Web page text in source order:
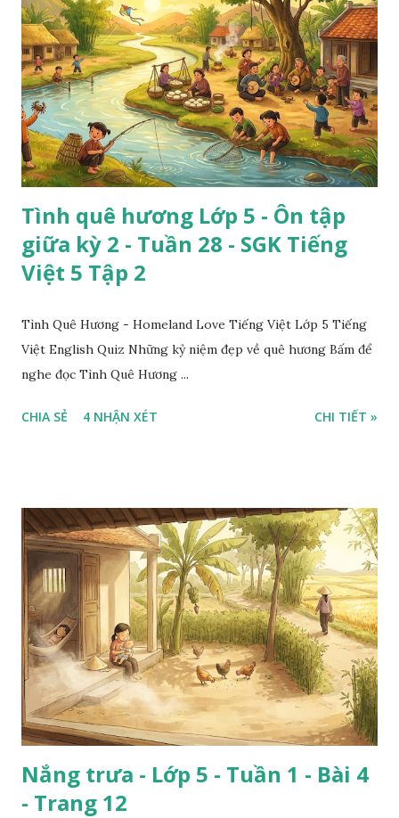
Tình quê hương Lớp 5 - Ôn tập
giữa kỳ 2 - Tuần 28 - SGK Tiếng
Việt 5 Tập 2
Tình Quê Hương - Homeland Love Tiếng Việt Lớp 5 Tiếng
Việt English Quiz Những kỷ niệm đẹp về quê hương Bấm để
nghe đọc Tình Quê Hương ...
CHIA SẺ 4 NHẬN XÉT CHI TIẾT »
Nắng trưa - Lớp 5 - Tuần 1 - Bài 4
- Trang 12